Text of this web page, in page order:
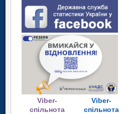
Viber-
спільнота
Viber-
спільнота